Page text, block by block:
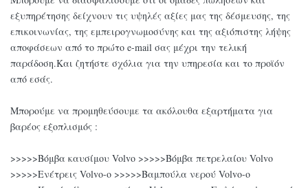
εξυπηρέτησης δείχνουν τις υψηλές αξίες μας της δέσμευσης, της
επικοινωνίας, της εμπειρογνωμοσύνης και της αξιόπιστης λήψης
αποφάσεων από το πρώτο e-mail σας μέχρι την τελική
παράδοση.Και ζητήστε σχόλια για την υπηρεσία και το προϊόν
από εσάς.
Μπορούμε να προμηθεύσουμε τα ακόλουθα εξαρτήματα για
βαρέος εξοπλισμός :
>>>>>Βόμβα καυσίμου Volvo >>>>>Βόμβα πετρελαίου Volvo
>>>>>Ενέτρεις Volvo-o >>>>>Βαμπούλα νερού Volvo-o